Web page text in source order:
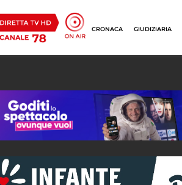
CRONACA GIUDIZIARIA